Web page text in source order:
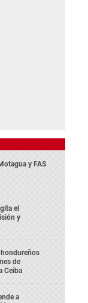
y FAS
el
y
de
Ceiba
a